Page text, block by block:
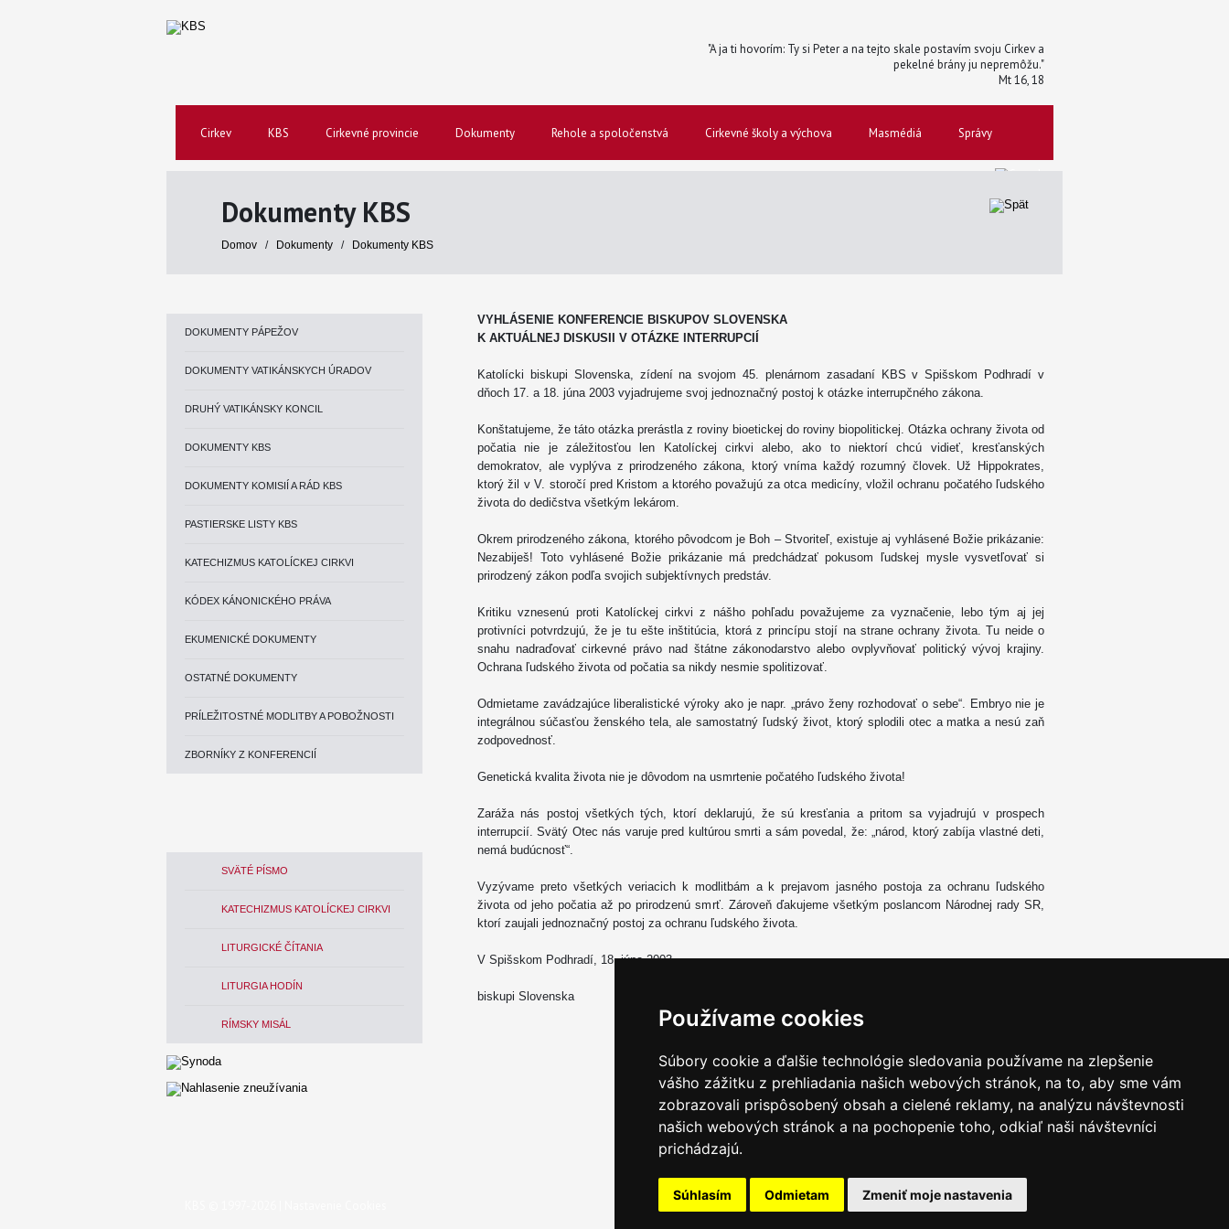
Používame cookies
Súbory cookie a ďalšie technológie sledovania používame na zlepšenie
vášho zážitku z prehliadania našich webových stránok, na to, aby sme vám
zobrazovali prispôsobený obsah a cielené reklamy, na analýzu návštevnosti
našich webových stránok a na pochopenie toho, odkiaľ naši návštevníci
prichádzajú.
Súhlasím Odmietam Zmeniť moje nastavenia
"A ja ti hovorím: Ty si Peter a na tejto skale postavím svoju Cirkev a
pekelné brány ju nepremôžu."
Mt 16, 18
Cirkev KBS Cirkevné provincie Dokumenty Rehole a spoločenstvá Cirkevné školy a výchova Masmédiá Správy
Dokumenty KBS
Domov / Dokumenty / Dokumenty KBS
DOKUMENTY PÁPEŽOV
DOKUMENTY VATIKÁNSKYCH ÚRADOV
DRUHÝ VATIKÁNSKY KONCIL
DOKUMENTY KBS
DOKUMENTY KOMISIÍ A RÁD KBS
PASTIERSKE LISTY KBS
KATECHIZMUS KATOLÍCKEJ CIRKVI
KÓDEX KÁNONICKÉHO PRÁVA
EKUMENICKÉ DOKUMENTY
OSTATNÉ DOKUMENTY
PRÍLEŽITOSTNÉ MODLITBY A POBOŽNOSTI
ZBORNÍKY Z KONFERENCIÍ
SVÄTÉ PÍSMO
KATECHIZMUS KATOLÍCKEJ CIRKVI
LITURGICKÉ ČÍTANIA
LITURGIA HODÍN
RÍMSKY MISÁL
VYHLÁSENIE KONFERENCIE BISKUPOV SLOVENSKA
K AKTUÁLNEJ DISKUSII V OTÁZKE INTERRUPCIÍ
Katolícki biskupi Slovenska, zídení na svojom 45. plenárnom zasadaní KBS v Spišskom Podhradí v
dňoch 17. a 18. júna 2003 vyjadrujeme svoj jednoznačný postoj k otázke interrupčného zákona.
Konštatujeme, že táto otázka prerástla z roviny bioetickej do roviny biopolitickej. Otázka ochrany života od
počatia nie je záležitosťou len Katolíckej cirkvi alebo, ako to niektorí chcú vidieť, kresťanských
demokratov, ale vyplýva z prirodzeného zákona, ktorý vníma každý rozumný človek. Už Hippokrates,
ktorý žil v V. storočí pred Kristom a ktorého považujú za otca medicíny, vložil ochranu počatého ľudského
života do dedičstva všetkým lekárom.
Okrem prirodzeného zákona, ktorého pôvodcom je Boh – Stvoriteľ, existuje aj vyhlásené Božie prikázanie:
Nezabiješ! Toto vyhlásené Božie prikázanie má predchádzať pokusom ľudskej mysle vysvetľovať si
prirodzený zákon podľa svojich subjektívnych predstáv.
Kritiku vznesenú proti Katolíckej cirkvi z nášho pohľadu považujeme za vyznačenie, lebo tým aj jej
protivníci potvrdzujú, že je tu ešte inštitúcia, ktorá z princípu stojí na strane ochrany života. Tu neide o
snahu nadraďovať cirkevné právo nad štátne zákonodarstvo alebo ovplyvňovať politický vývoj krajiny.
Ochrana ľudského života od počatia sa nikdy nesmie spolitizovať.
Odmietame zavádzajúce liberalistické výroky ako je napr. „právo ženy rozhodovať o sebe“. Embryo nie je
integrálnou súčasťou ženského tela, ale samostatný ľudský život, ktorý splodili otec a matka a nesú zaň
zodpovednosť.
Genetická kvalita života nie je dôvodom na usmrtenie počatého ľudského života!
Zaráža nás postoj všetkých tých, ktorí deklarujú, že sú kresťania a pritom sa vyjadrujú v prospech
interrupcií. Svätý Otec nás varuje pred kultúrou smrti a sám povedal, že: „národ, ktorý zabíja vlastné deti,
nemá budúcnosť“.
Vyzývame preto všetkých veriacich k modlitbám a k prejavom jasného postoja za ochranu ľudského
života od jeho počatia až po prirodzenú smrť. Zároveň ďakujeme všetkým poslancom Národnej rady SR,
ktorí zaujali jednoznačný postoj za ochranu ľudského života.
V Spišskom Podhradí, 18. júna 2003
biskupi Slovenska
Email servis Kontakt Ochrana osobných udajov